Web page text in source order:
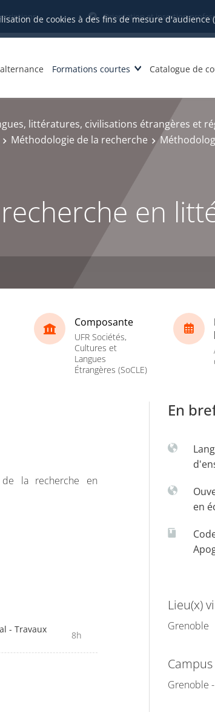
de cookies à des fins de mesure d'audience
Orientation et insertion
Formations courtes Catalogue de
littératures, civilisations étrangères et
Méthodologie de la recherche
en
Composante
UFR Sociétés,
Cultures et
Langues
Étrangères (SoCLE)
de la recherche en
- Travaux
8h
En
en
Lieu(x)
Grenoble
Campus
Grenoble